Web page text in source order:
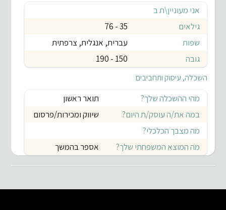
אני מעוניין\ת ב
גילאים
35 - 76
שפות
עברית, אנגלית, צרפתית
גובה
150 - 190
השכלה, עיסוק ותחביבים
מהי ההשכלה שלך?
תואר ראשון
במה את/ה עוסק/ת היום?
שיווק ומכירות/פרסום
מה מצבך הכלכלי?
מה המוצא המשפחתי שלך?
אספר בהמשך